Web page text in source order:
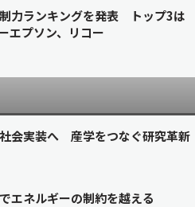
力ランキングを発表 トップ3は
エプソン、リコー
会実装へ 産学をつなぐ研究革新
エネルギーの制約を越える